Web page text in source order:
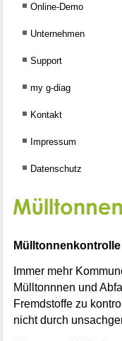
Online-Demo
Unternehmen
Support
my g-diag
Kontakt
Impressum
Datenschutz
Immer mehr
Mülltonnnen und
Fremdstoffe zu
nicht durch